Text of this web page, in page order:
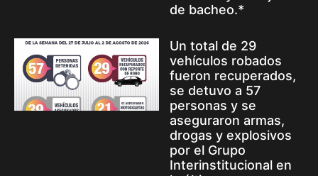
de bacheo.*
Un total de 29
vehículos robados
fueron recuperados,
se detuvo a 57
personas y se
aseguraron armas,
drogas y explosivos
por el Grupo
Interinstitucional en